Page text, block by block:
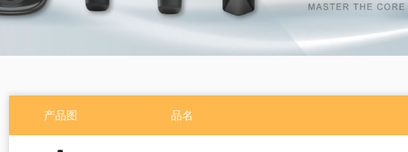
微波泄漏探测仪
风速仪
蓝牙压力计
产品图 品名